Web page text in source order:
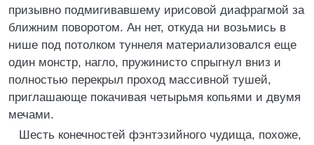
призывно подмигивавшему ирисовой диафрагмой за
ближним поворотом. Ан нет, откуда ни возьмись в
нише под потолком туннеля материализовался еще
один монстр, нагло, пружинисто спрыгнул вниз и
полностью перекрыл проход массивной тушей,
приглашающе покачивая четырьмя копьями и двумя
мечами.
Шесть конечностей фэнтэзийного чудища, похоже,